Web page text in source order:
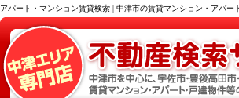
アパート・マンション賃貸検索 | 中津市の賃貸マンション・アパー